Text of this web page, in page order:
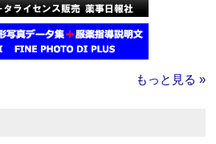
もっと見る »